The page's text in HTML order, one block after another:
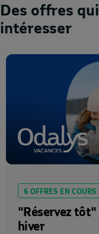
Des offres
intéresser
6 OFFRES EN COURS
"Réservez
hiver